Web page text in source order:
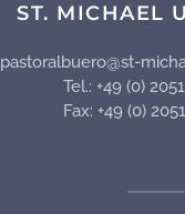
ST. MICHAEL
pastoralbuero@st-
Tel.: +49 (0)
Fax: +49 (0)